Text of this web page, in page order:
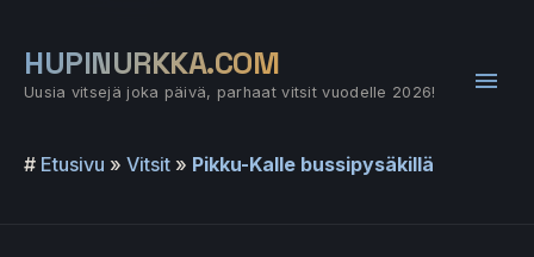
sisältöön
HUPINURKKA.COM
Uusia vitsejä joka päivä, parhaat vitsit vuodelle 2026!
# Etusivu » Vitsit » Pikku-Kalle bussipysäkillä